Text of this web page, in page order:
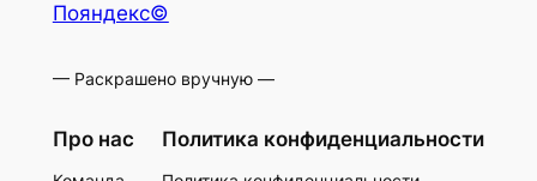
Пояндекс©
— Раскрашено вручную —
Про нас Политика конфиденциальности